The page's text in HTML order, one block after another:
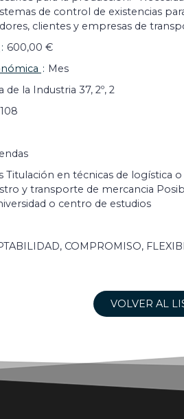
de control de existencias
clientes y empresas de
600,00 €
Mes
de la Industria 37, 2º, 2
Titulación en técnicas de logística
y transporte de mercancia
o centro de estudios
COMPROMISO,
VOLVER AL